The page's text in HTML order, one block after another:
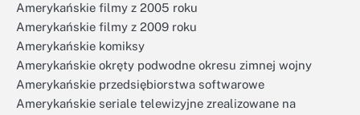
Amerykańskie filmy z 2005 roku
Amerykańskie filmy z 2009 roku
Amerykańskie komiksy
Amerykańskie okręty podwodne okresu zimnej wojny
Amerykańskie przedsiębiorstwa softwarowe
Amerykańskie seriale telewizyjne zrealizowane na